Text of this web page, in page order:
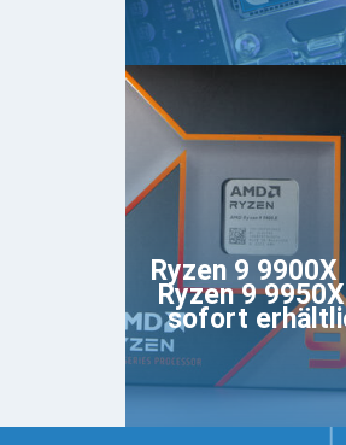
Ryzen 9 9900X
Ryzen 9
sofort